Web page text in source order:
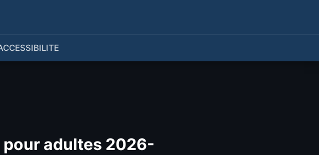
adultes 2026-